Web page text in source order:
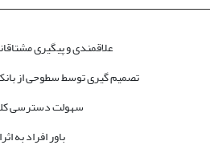
علاقمندی و پیگیری
تصمیم گیری توسط سطوحی از
سهولت دسترسی
باور افراد به